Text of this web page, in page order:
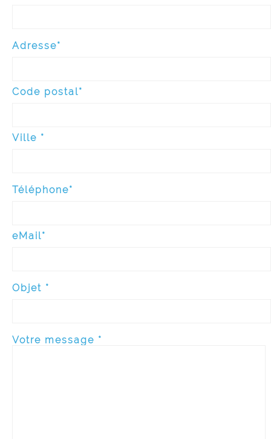
Adresse*
Code postal*
Ville *
Téléphone*
eMail*
Objet *
Votre message *